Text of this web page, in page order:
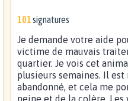
101signatures
Je demande votre aide
victime de mauvais
quartier. Je vois cet
plusieurs semaines. Il est
abandonné, et cela me
peine et de la colère. Les